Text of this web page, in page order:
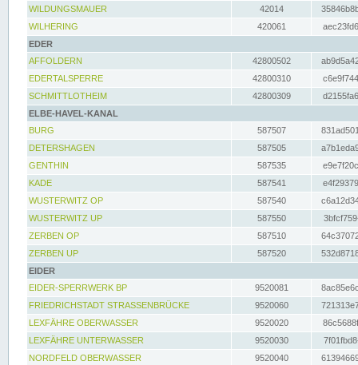
WILDUNGSMAUER
42014
WILHERING
420061
EDER
AFFOLDERN
42800502
EDERTALSPERRE
42800310
SCHMITTLOTHEIM
42800309
ELBE-HAVEL-KANAL
BURG
587507
DETERSHAGEN
587505
GENTHIN
587535
KADE
587541
WUSTERWITZ OP
587540
WUSTERWITZ UP
587550
ZERBEN OP
587510
ZERBEN UP
587520
EIDER
EIDER-SPERRWERK BP
9520081
FRIEDRICHSTADT STRASSENBRÜCKE
9520060
LEXFÄHRE OBERWASSER
9520020
LEXFÄHRE UNTERWASSER
9520030
NORDFELD OBERWASSER
9520040